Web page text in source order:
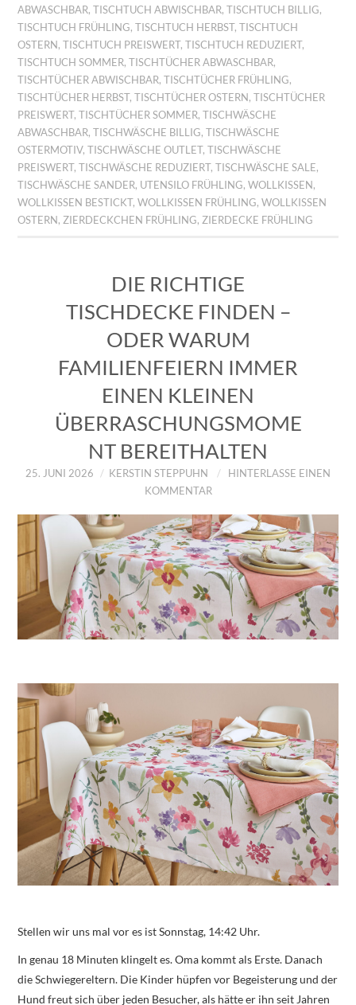
ABWASCHBAR,TISCHTUCH ABWISCHBAR,TISCHTUCH BILLIG,
TISCHTUCH FRÜHLING,TISCHTUCH HERBST,TISCHTUCH
OSTERN ,TISCHTUCH PREISWERT,TISCHTUCH REDUZIERT,
TISCHTUCH SOMMER,TISCHTÜCHER ABWASCHBAR,
TISCHTÜCHER ABWISCHBAR,TISCHTÜCHER FRÜHLING,
TISCHTÜCHER HERBST,TISCHTÜCHER OSTERN ,TISCHTÜCHER
PREISWERT,TISCHTÜCHER SOMMER,TISCHWÄSCHE
ABWASCHBAR,TISCHWÄSCHE BILLIG,TISCHWÄSCHE
OSTERMOTIV,TISCHWÄSCHE OUTLET,TISCHWÄSCHE
PREISWERT,TISCHWÄSCHE REDUZIERT,TISCHWÄSCHE SALE,
TISCHWÄSCHE SANDER, UTENSILO FRÜHLING,WOLLKISSEN ,
WOLLKISSEN BESTICKT,WOLLKISSEN FRÜHLING,WOLLKISSEN
OSTERN ,ZIERDECKCHEN FRÜHLING,ZIERDECKE FRÜHLING
DIE RICHTIGE
TISCHDECKE FINDEN –
ODER WARUM
FAMILIENFEIERN IMMER
EINEN KLEINEN
ÜBERRASCHUNGSMOME
NT BEREITHALTEN
25. JUNI 2026 KERSTIN STEPPUHN
HINTERLASSE EINEN
KOMMENTAR
Stellen wir uns mal vor es ist Sonnstag, 14:42 Uhr.
In genau 18 Minuten klingelt es. Oma kommt als Erste. Danach
die Schwiegereltern. Die Kinder hüpfen vor Begeisterung und der
Hund freut sich über jeden Besucher, als hätte er ihn seit Jahren